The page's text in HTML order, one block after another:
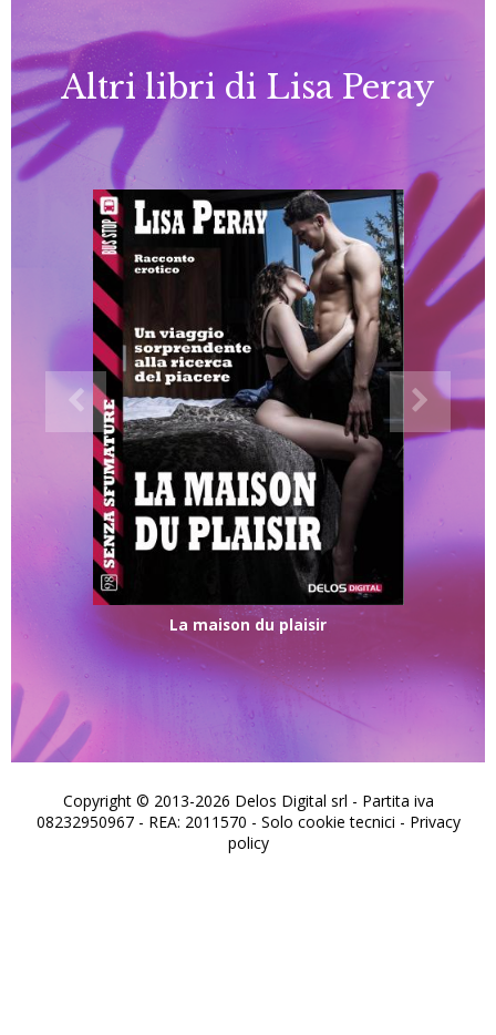
Altri libri di Lisa Peray
La maison du plaisir
Copyright © 2013-2026 Delos Digital srl - Partita iva
08232950967 - REA: 2011570 - Solo cookie tecnici - Privacy
policy